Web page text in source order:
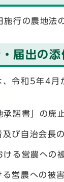
行の農地法の
届出の添
令和5年4月
諾書」の廃
び自治会長
る営農への
る営農への被